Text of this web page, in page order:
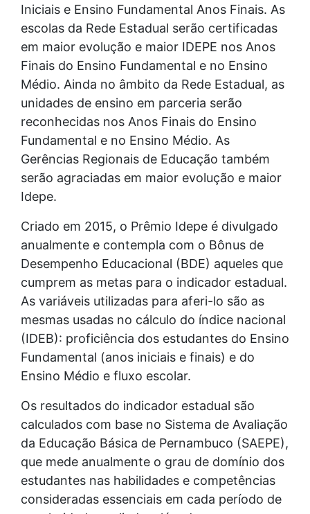
Iniciais e Ensino Fundamental Anos Finais. As
escolas da Rede Estadual serão certificadas
em maior evolução e maior IDEPE nos Anos
Finais do Ensino Fundamental e no Ensino
Médio. Ainda no âmbito da Rede Estadual, as
unidades de ensino em parceria serão
reconhecidas nos Anos Finais do Ensino
Fundamental e no Ensino Médio. As
Gerências Regionais de Educação também
serão agraciadas em maior evolução e maior
Idepe.
Criado em 2015, o Prêmio Idepe é divulgado
anualmente e contempla com o Bônus de
Desempenho Educacional (BDE) aqueles que
cumprem as metas para o indicador estadual.
As variáveis utilizadas para aferi-lo são as
mesmas usadas no cálculo do índice nacional
(IDEB): proficiência dos estudantes do Ensino
Fundamental (anos iniciais e finais) e do
Ensino Médio e fluxo escolar.
Os resultados do indicador estadual são
calculados com base no Sistema de Avaliação
da Educação Básica de Pernambuco (SAEPE),
que mede anualmente o grau de domínio dos
estudantes nas habilidades e competências
consideradas essenciais em cada período de